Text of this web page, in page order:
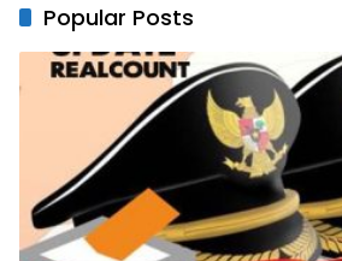
Popular Posts